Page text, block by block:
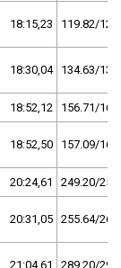
18:15,23 119.82/12,3
18:30,04 134.63/13,8
18:52,12 156.71/16,1
18:52,50 157.09/16,1
20:24,61 249.20/25,5
20:31,05 255.64/26,2
21:04,61 289.20/29,6